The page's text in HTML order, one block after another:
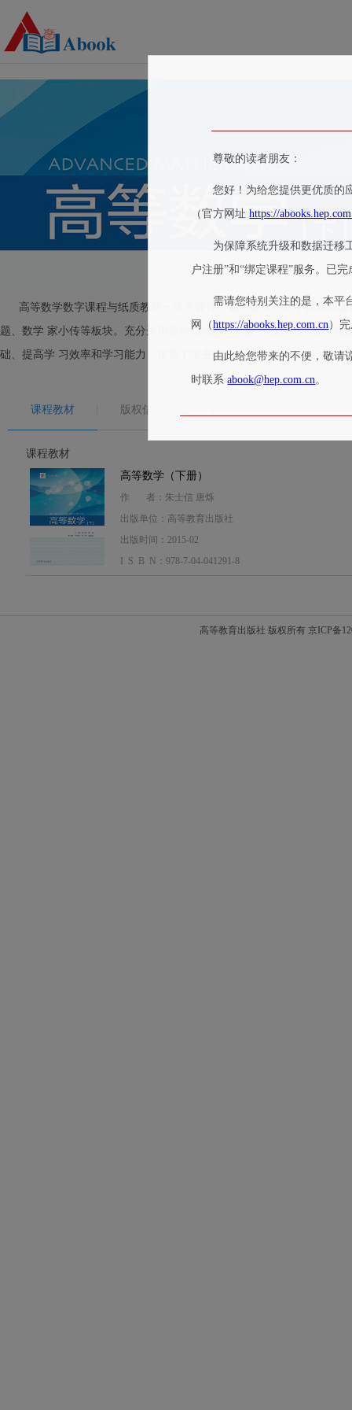
高等数学数字课程与纸质教材一体化设计，紧密配合。数字课程涵盖
题、数学 家小传等板块。充分运用多种形式媒体资源，极大地丰富了
础、提高学 习效率和学习能力，拓宽了学生的视野。
课程教材 版权信息
课程教材
高等数学（下册）
作 者：朱士信 唐烁
出版单位：高等教育出版社
出版时间：2015-02
I S B N：978-7-04-041291-8
尊敬的读者朋友：
您好！为给您提供更优质的
（官方网址https://
为保障系统升级和数据迁移
户注册”和“绑定课程”服务。已
需请您特别关注的是，本平
网（https://abooks.hep.com.cn）
由此给您带来的不便，敬请
时联系abook@hep.com.cn。
高等教育出版社 版权所有 京ICP备